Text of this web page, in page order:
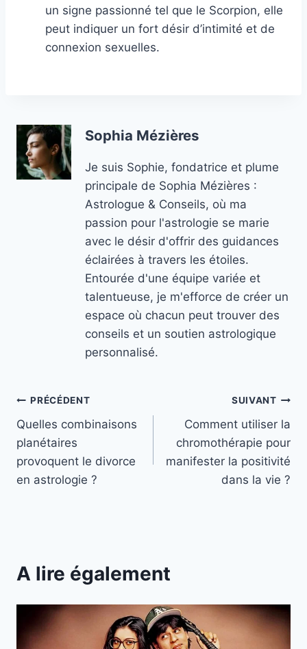
un signe passionné tel que le Scorpion, elle
peut indiquer un fort désir d’intimité et de
connexion sexuelles.
Sophia Mézières
Je suis Sophie, fondatrice et plume
principale de Sophia Mézières :
Astrologue & Conseils, où ma
passion pour l'astrologie se marie
avec le désir d'offrir des guidances
éclairées à travers les étoiles.
Entourée d'une équipe variée et
talentueuse, je m'efforce de créer un
espace où chacun peut trouver des
conseils et un soutien astrologique
personnalisé.
Navigation
de
l’article
PRÉCÉDENT
Quelles combinaisons
planétaires
provoquent le divorce
en astrologie ?
SUIVANT
Comment utiliser la
chromothérapie pour
manifester la positivité
dans la vie ?
A lire également